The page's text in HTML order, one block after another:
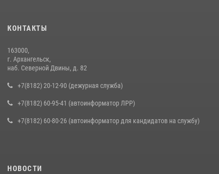
КОНТАКТЫ
163000,
г. Архангельск,
наб. Северной Двины, д. 82
+7(8182) 20-12-90 (дежурная служба)
+7(8182) 60-95-41 (автоинформатор ЛРР)
+7(8182) 60-80-26 (автоинформатор для кандидатов на службу)
НОВОСТИ